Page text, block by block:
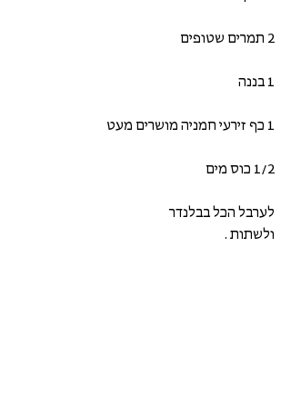
2 תמרים שטופים
1 בננה
1 כף זירעי חמניה מושרים מעט
1/2 כוס מים
לערבל הכל בבלנדר
ולשתות .